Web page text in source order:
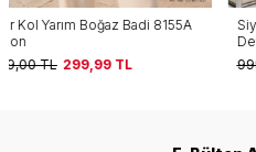
Siyah Boyundan Bağlamalı Dantel
Detay Çıtçıtlı Bodysuit 0348
999,00TL 199,99